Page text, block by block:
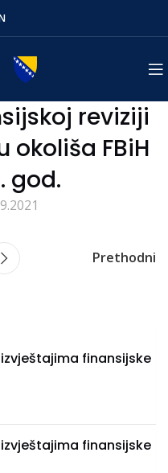
reviziji
okoliša FBiH
god.
Prethodni
finansijske
finansijske